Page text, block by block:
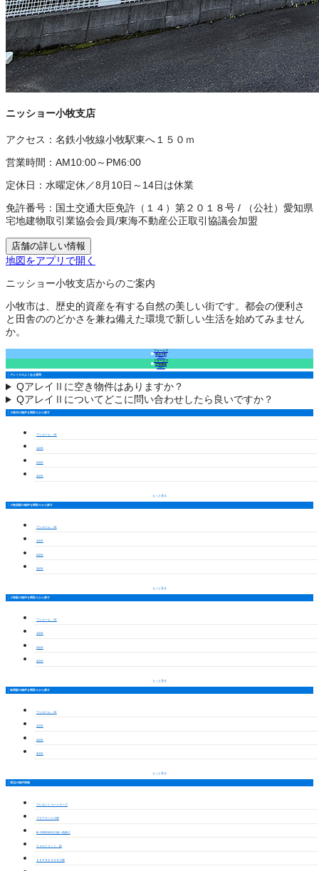
ニッショー小牧支店
アクセス： 名鉄小牧線小牧駅東へ１５０ｍ
営業時間： AM10:00～PM6:00
定休日： 水曜定休／8月10日～14日は休業
免許番号： 国土交通大臣免許（１４）第２０１８号 /
（公社）愛知県
宅地建物取引業協会会員/東海不動産公正取引協議会加盟
店舗の詳しい情報
地図をアプリで開く
ニッショー小牧支店からのご案内
小牧市は、歴史的資産を有する自然の美しい街です。都会の便利さ
と田舎ののどかさを兼ね備えた環境で新しい生活を始めてみません
か。
フォームで
来店予約
（無料）
フォームで
空室確認
（無料）
アレイⅡのよくある質問
QアレイⅡに空き物件はありますか？
QアレイⅡについてどこに問い合わせしたら良いですか？
小牧市の物件を間取りから探す
ワンルーム・1K
1LDK
2LDK
3LDK
もっと見る
小牧原駅の物件を間取りから探す
ワンルーム・1K
1LDK
2LDK
3LDK
もっと見る
小牧駅の物件を間取りから探す
ワンルーム・1K
1LDK
2LDK
3LDK
もっと見る
味岡駅の物件を間取りから探す
ワンルーム・1K
1LDK
2LDK
3LDK
もっと見る
周辺の物件情報
クレセントコートローズ
プラウランド小牧
ｻﾝ･FRIENDS久保一色南Ⅱ
Ｃｏｍｆｏｒｔ 結
ＥＳＰＲＥＳＳＯ小牧